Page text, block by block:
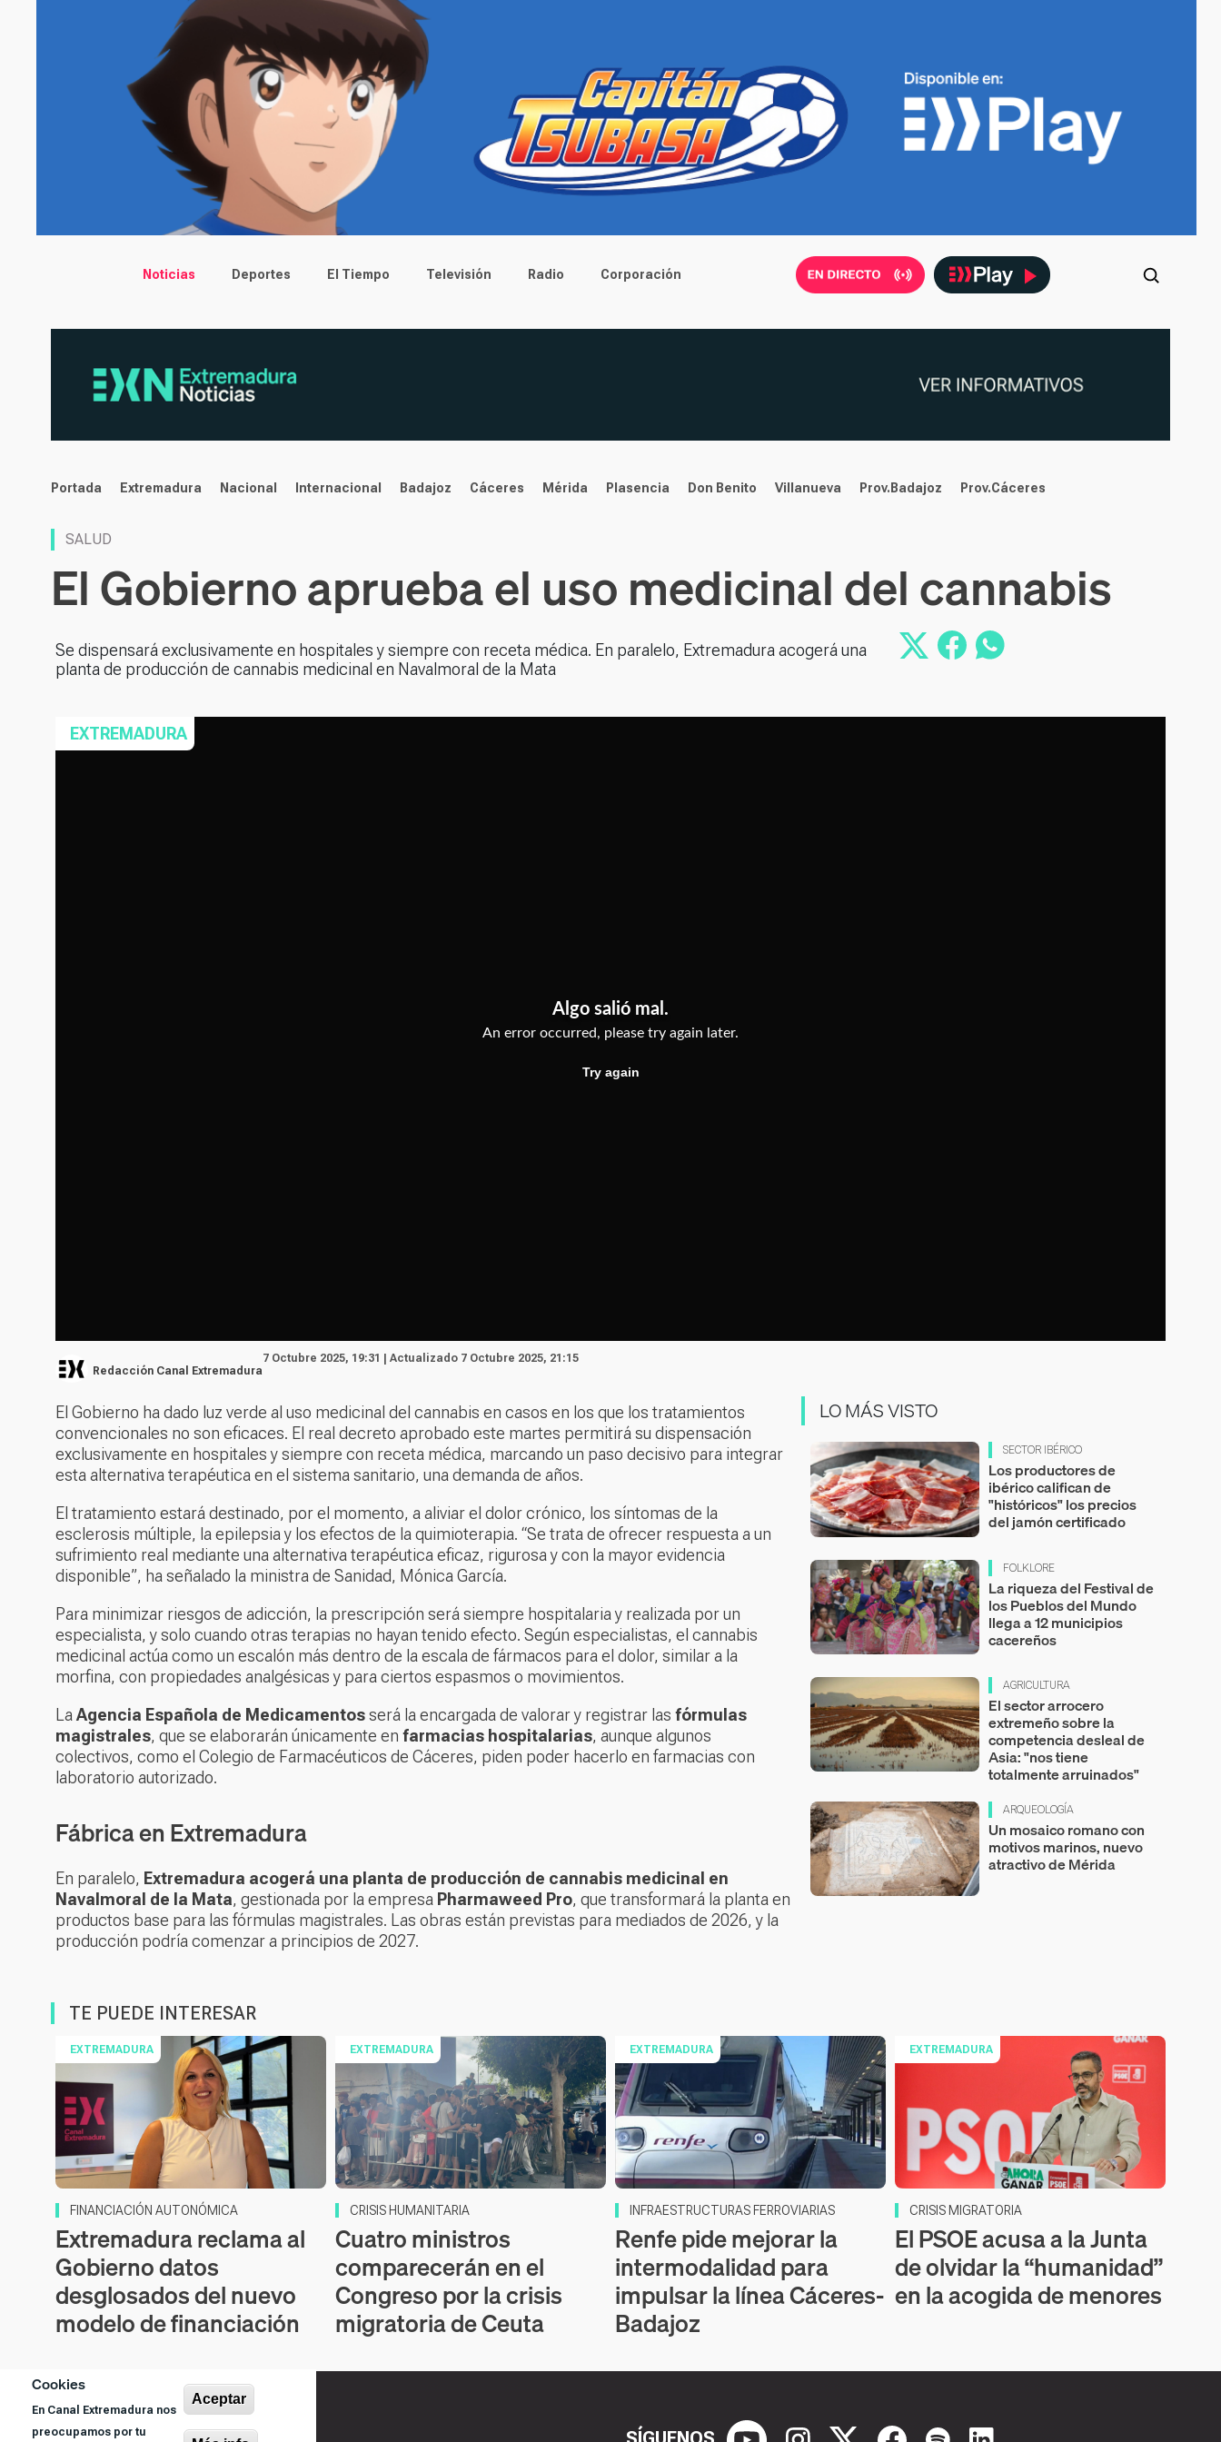
Cookies
En Canal Extremadura nos
preocupamos por tu
Aceptar
Main menu
Noticias Deportes El Tiempo Televisión Radio Corporación
noticias
Portada Extremadura Nacional Internacional Badajoz Cáceres Mérida Plasencia Don Benito Villanueva Prov.Badajoz Prov.Cáceres
SALUD
El Gobierno aprueba el uso medicinal del cannabis
Se dispensará exclusivamente en hospitales y siempre con receta médica. En paralelo, Extremadura acogerá una
planta de producción de cannabis medicinal en Navalmoral de la Mata
EXTREMADURA
Redacción Canal Extremadura
7 Octubre 2025, 19:31 | Actualizado 7 Octubre 2025, 21:15
El Gobierno ha dado luz verde al uso medicinal del cannabis en casos en los que los tratamientos
convencionales no son eficaces. El real decreto aprobado este martes permitirá su dispensación
exclusivamente en hospitales y siempre con receta médica, marcando un paso decisivo para integrar
esta alternativa terapéutica en el sistema sanitario, una demanda de años.
El tratamiento estará destinado, por el momento, a aliviar el dolor crónico, los síntomas de la
esclerosis múltiple, la epilepsia y los efectos de la quimioterapia. “Se trata de ofrecer respuesta a un
sufrimiento real mediante una alternativa terapéutica eficaz, rigurosa y con la mayor evidencia
disponible”, ha señalado la ministra de Sanidad, Mónica García.
Para minimizar riesgos de adicción, la prescripción será siempre hospitalaria y realizada por un
especialista, y solo cuando otras terapias no hayan tenido efecto. Según especialistas, el cannabis
medicinal actúa como un escalón más dentro de la escala de fármacos para el dolor, similar a la
morfina, con propiedades analgésicas y para ciertos espasmos o movimientos.
LaAgencia Española de Medicamentosserá la encargada de valorar y registrar las fórmulas
magistrales, que se elaborarán únicamente en farmacias hospitalarias, aunque algunos
colectivos, como el Colegio de Farmacéuticos de Cáceres, piden poder hacerlo en farmacias con
laboratorio autorizado.
Fábrica en Extremadura
En paralelo, Extremadura acogerá una planta de producción de cannabis medicinal en
Navalmoral de la Mata, gestionada por la empresa Pharmaweed Pro, que transformará la planta en
productos base para las fórmulas magistrales. Las obras están previstas para mediados de 2026, y la
producción podría comenzar a principios de 2027.
LO MÁS VISTO
SECTOR IBÉRICO
Los productores de
ibérico califican de
"históricos" los precios
del jamón certificado
FOLKLORE
La riqueza del Festival de
los Pueblos del Mundo
llega a 12 municipios
cacereños
AGRICULTURA
El sector arrocero
extremeño sobre la
competencia desleal de
Asia: "nos tiene
totalmente arruinados"
ARQUEOLOGÍA
Un mosaico romano con
motivos marinos, nuevo
atractivo de Mérida
TE PUEDE INTERESAR
EXTREMADURA
FINANCIACIÓN AUTONÓMICA
Extremadura reclama al
Gobierno datos
desglosados del nuevo
modelo de financiación
EXTREMADURA
CRISIS HUMANITARIA
Cuatro ministros
comparecerán en el
Congreso por la crisis
migratoria de Ceuta
EXTREMADURA
INFRAESTRUCTURAS FERROVIARIAS
Renfe pide mejorar la
intermodalidad para
impulsar la línea Cáceres-
Badajoz
EXTREMADURA
CRISIS MIGRATORIA
El PSOE acusa a la Junta
de olvidar la “humanidad”
en la acogida de menores